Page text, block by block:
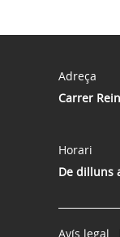
Adreça
Carrer
Horari
De dilluns
Avís legal